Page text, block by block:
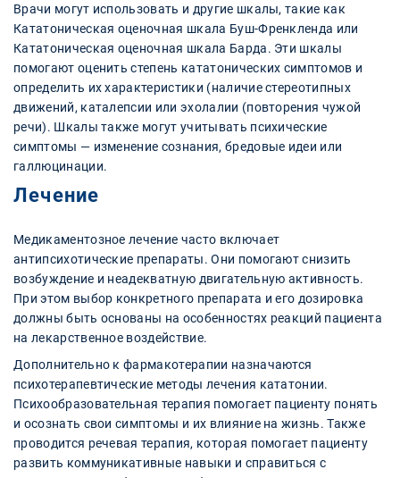
Врачи могут использовать и другие шкалы, такие как
Кататоническая оценочная шкала Буш-Френкленда или
Кататоническая оценочная шкала Барда. Эти шкалы
помогают оценить степень кататонических симптомов и
определить их характеристики (наличие стереотипных
движений, каталепсии или эхолалии (повторения чужой
речи). Шкалы также могут учитывать психические
симптомы — изменение сознания, бредовые идеи или
галлюцинации.
Лечение
Медикаментозное лечение часто включает
антипсихотические препараты. Они помогают снизить
возбуждение и неадекватную двигательную активность.
При этом выбор конкретного препарата и его дозировка
должны быть основаны на особенностях реакций пациента
на лекарственное воздействие.
Дополнительно к фармакотерапии назначаются
психотерапевтические методы лечения кататонии.
Психообразовательная терапия помогает пациенту понять
и осознать свои симптомы и их влияние на жизнь. Также
проводится речевая терапия, которая помогает пациенту
развить коммуникативные навыки и справиться с